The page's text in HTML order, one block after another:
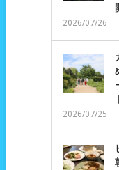
2026/07/26
2026/07/25